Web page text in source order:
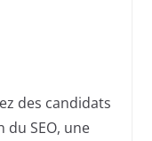
des candidats
SEO, une